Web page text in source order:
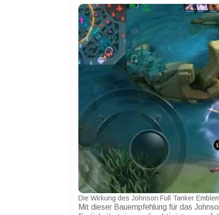
Die Wirkung des Johnson Full Tanker
Mit dieser Bauempfehlung für das